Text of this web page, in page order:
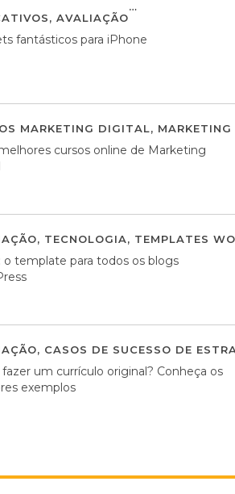
, AVALIAÇÃO
fantásticos para iPhone
MARKETING DIGITAL,
cursos online de Marketing
, TECNOLOGIA, TEMPLATES
o template para todos os blogs
, CASOS DE SUCESSO DE
um currículo original? Conheça os
exemplos